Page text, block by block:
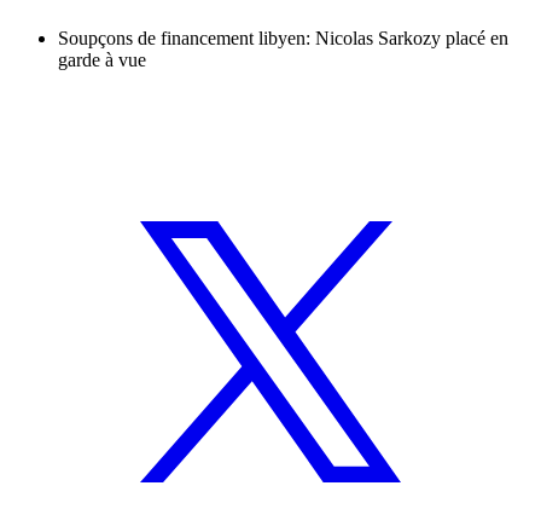
Soupçons de financement libyen: Nicolas Sarkozy placé en
garde à vue